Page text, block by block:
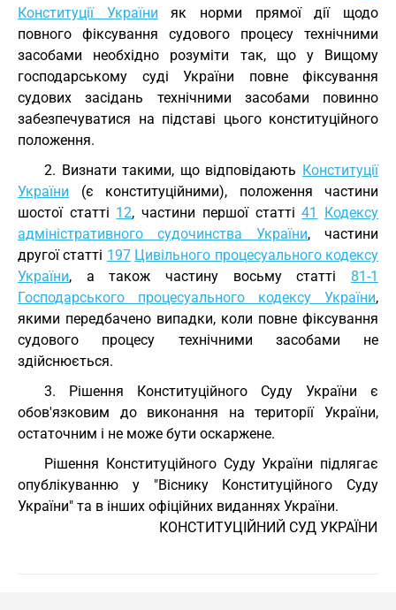
Конституції України як норми прямої дії щодо
повного фіксування судового процесу технічними
засобами необхідно розуміти так, що у Вищому
господарському суді України повне фіксування
судових засідань технічними засобами повинно
забезпечуватися на підставі цього конституційного
положення.
2. Визнати такими, що відповідають Конституції
України (є конституційними), положення частини
шостої статті 12, частини першої статті41
Кодексу
адміністративного судочинства України, частини
другої статті 197 Цивільного процесуального кодексу
України, а також частину восьму статті 81-1
Господарського процесуального кодексу України,
якими передбачено випадки, коли повне фіксування
судового процесу технічними засобами не
здійснюється.
3. Рішення Конституційного Суду України є
обов'язковим до виконання на території України,
остаточним і не може бути оскаржене.
Рішення Конституційного Суду України підлягає
опублікуванню у "Віснику Конституційного Суду
України" та в інших офіційних виданнях України.
                                        КОНСТИТУЦІЙНИЙ СУД УКРАЇНИ